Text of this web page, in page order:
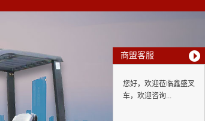
商盟客服
您好，欢迎莅临鑫盛叉
车，欢迎咨询...